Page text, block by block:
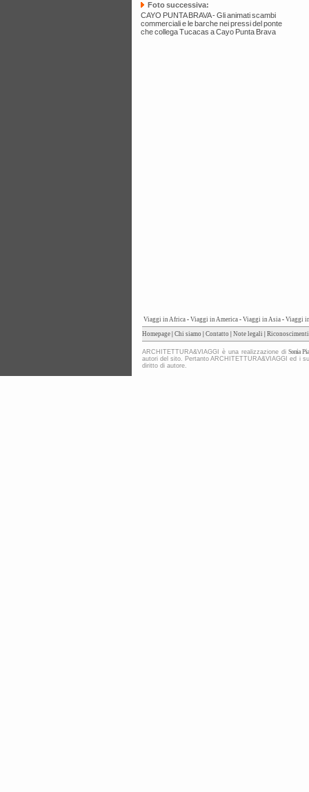
Foto successiva:
CAYO PUNTA BRAVA - Gli animati scambi
commerciali e le barche nei pressi del ponte
che collega Tucacas a Cayo Punta Brava
Viaggi in Africa - Viaggi in America - Viaggi in Asia - Viaggi
Homepage Chi siamo Contatto Note legali Riconoscimenti
ARCHITETTURA&VIAGGI è una realizzazione diSonia
autori del sito. Pertanto ARCHITETTURA&VIAGGI ed i
diritto di autore.